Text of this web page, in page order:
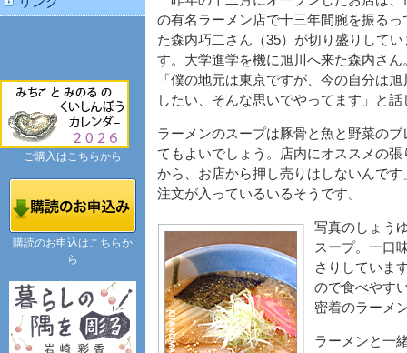
の有名ラーメン店で十三年間腕を振るっ
た森内巧二さん（35）が切り盛りしてい
す。大学進学を機に旭川へ来た森内さん
「僕の地元は東京ですが、今の自分は
したい、そんな思いでやってます」と話
ラーメンのスープは豚骨と魚と野菜の
てもよいでしょう。店内にオススメの
から、お店から押し売りはしないんで
注文が入っているいるそうです。
写真のしょう
スープ。一口
さりしていま
ので食べやす
密着のラーメ
ラーメンと一
ご購入はこちらから
購読のお申込はこちらか
ら